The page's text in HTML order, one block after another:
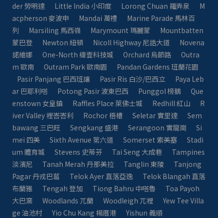
der 勞明達
Little India 小印度 Lorong Chuan 羅弄泉
M
acpherson 麥波申
Mandai 萬禮
Marine Parade 馬林百
列
Marsiling 馬西嶺 Marymount 瑪麗蒙
Mountbatten
蒙巴登
Newton 紐頓 Nicoll Highway 尼誥大道
Novena
諾維娜
One-North 緯壹科技城 Orchard 烏節路
Outra
m 歐南
Outram Park 歐南園
Pandan Gardens 班蘭花園
Pasir Panjang 巴西班讓
Pasir Ris 白沙/巴西立
Paya Leb
ar 巴耶利嗒
Potong Pasir 波東巴西 Punggol 榜鵝
Que
enstown 女皇鎮
Raffles Place 萊佛士城 Redhill 紅山
R
iver Valley 裡峇峇利
Rochor 梧槽 Seletar 實里達
Sem
bawang 三巴旺
Sengkang 盛港 Serangoon 實龍崗
Si
mei 四美
Sixth Avenue 第六道 Somerset 索美塞
Stadi
um 體育城
Stevens 史蒂芬 Tai Seng 大成巷
Tampines
淡濱尼
Tanah Merah 丹那美拉 Tanglin 東陵
Tanjong
Pagar 丹戎巴葛
Telok Ayer 直落亞逸
Telok Blangah 直落
布蘭雅
Tengah 登加 Tiong Bahru 中嗒魯
Toa Payoh
大巴窯
Woodlands 兀蘭 Woodleigh 兀裡
Yew Tee Villa
ge 油池村
Yio Chu Kang 楊厝港 Yishun 義順